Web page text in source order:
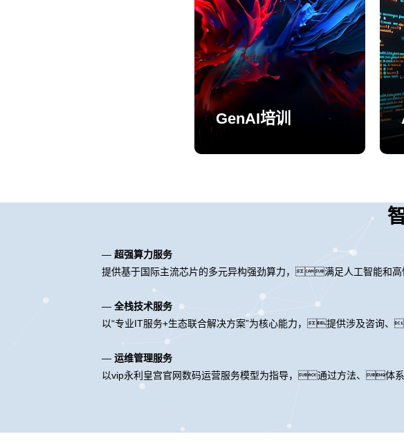
GenAI培训
— 超强算力服务
提供基于国际主流芯片的多元异构强劲算力，满足人工智能和高
— 全栈技术服务
以“专业IT服务+生态联合解决方案”为核心能力，提供涉及咨询
— 运维管理服务
以vip永利皇宫官网数码运营服务模型为指导，通过方法、